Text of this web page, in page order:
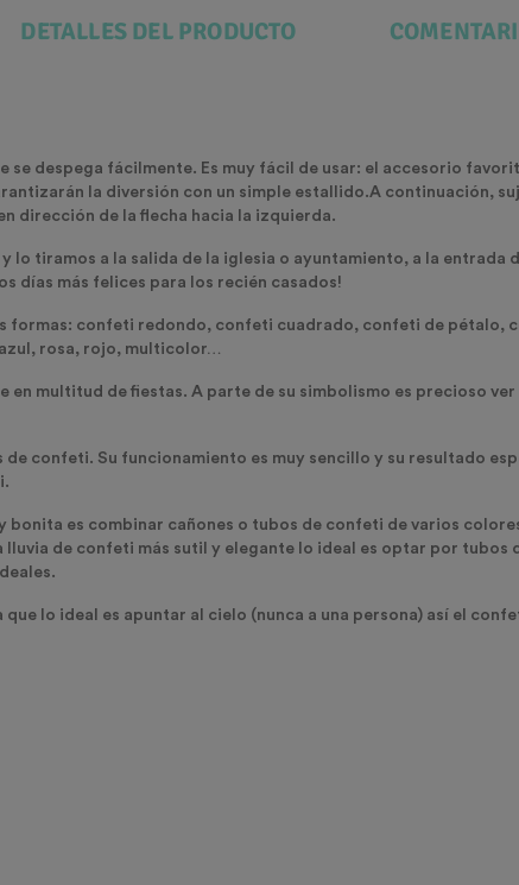
DETALLES DEL PRODUCTO
despega fácilmente. Es muy fácil de usar: el accesorio
la diversión con un simple estallido.A continuación,
dirección de la flecha hacia la izquierda.
lo tiramos a la salida de la iglesia o ayuntamiento, a la entrada
días más felices para los recién casados!
formas: confeti redondo, confeti cuadrado, confeti de pétalo,
rosa, rojo, multicolor…
multitud de fiestas. A parte de su simbolismo es precioso
de confeti. Su funcionamiento es muy sencillo y su resultado
bonita es combinar cañones o tubos de confeti de varios
lluvia de confeti más sutil y elegante lo ideal es optar por tubos
lo ideal es apuntar al cielo (nunca a una persona) así el